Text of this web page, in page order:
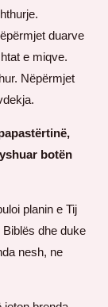
duarve
e miqve.
Nëpërmjet
botën
planin e Tij
dhe duke
nesh, ne